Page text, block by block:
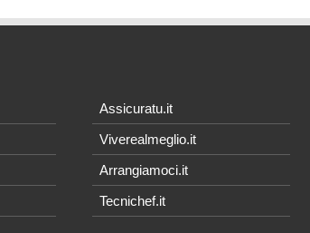
Assicuratu.it
Viverealmeglio.it
Arrangiamoci.it
Tecnichef.it